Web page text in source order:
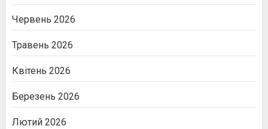
Червень 2026
Травень 2026
Квітень 2026
Березень 2026
Лютий 2026